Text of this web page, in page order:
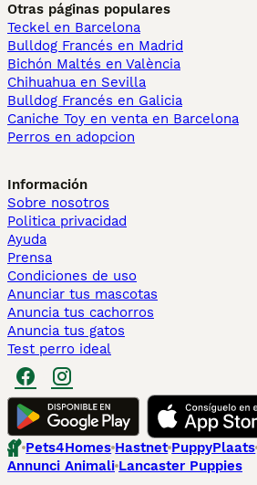
Otras páginas populares
Teckel en Barcelona
Bulldog Francés en Madrid
Bichón Maltés en València
Chihuahua en Sevilla
Bulldog Francés en Galicia
Caniche Toy en venta en Barcelona
Perros en adopcion
Información
Sobre nosotros
Politica privacidad
Ayuda
Prensa
Condiciones de uso
Anunciar tus mascotas
Anuncia tus cachorros
Anuncia tus gatos
Test perro ideal
Pets4Homes Hastnet PuppyPlaats
Annunci Animali Lancaster Puppies